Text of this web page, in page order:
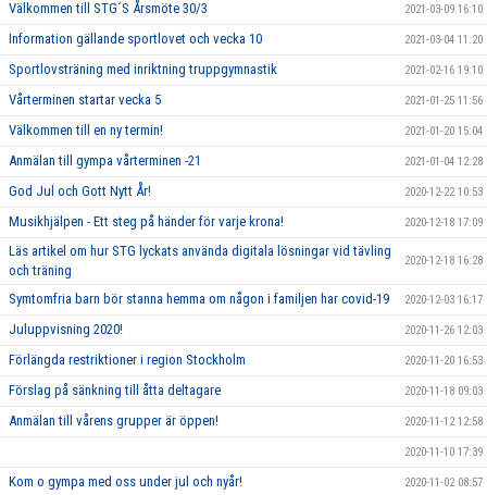
Välkommen till STG´S Årsmöte 30/3 2021-03-09 16:10
Information gällande sportlovet och vecka 10 2021-03-04 11:20
Sportlovsträning med inriktning truppgymnastik 2021-02-16 19:10
Vårterminen startar vecka 5 2021-01-25 11:56
Välkommen till en ny termin! 2021-01-20 15:04
Anmälan till gympa vårterminen -21 2021-01-04 12:28
God Jul och Gott Nytt År! 2020-12-22 10:53
Musikhjälpen - Ett steg på händer för varje krona! 2020-12-18 17:09
Läs artikel om hur STG lyckats använda digitala lösningar vid tävling
och träning
2020-12-18 16:28
Symtomfria barn bör stanna hemma om någon i familjen har covid-19 2020-12-03 16:17
Juluppvisning 2020! 2020-11-26 12:03
Förlängda restriktioner i region Stockholm 2020-11-20 16:53
Förslag på sänkning till åtta deltagare 2020-11-18 09:03
Anmälan till vårens grupper är öppen! 2020-11-12 12:58
2020-11-10 17:39
Kom o gympa med oss under jul och nyår! 2020-11-02 08:57